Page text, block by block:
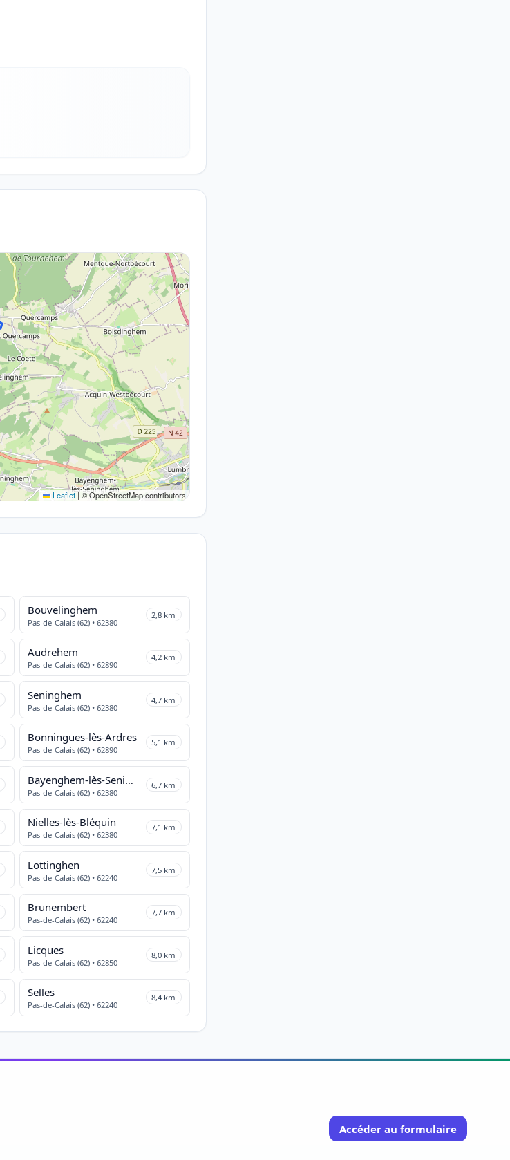
Leaflet|© OpenStreetMap contributors
Bouvelinghem
Pas-de-Calais (62) • 62380
2,8 km
Audrehem
Pas-de-Calais (62) • 62890
4,2 km
Seninghem
Pas-de-Calais (62) • 62380
4,7 km
Bonningues-lès-Ardres
Pas-de-Calais (62) • 62890
5,1 km
Bayenghem-lès-Seninghem
Pas-de-Calais (62) • 62380
6,7 km
Nielles-lès-Bléquin
Pas-de-Calais (62) • 62380
7,1 km
Lottinghen
Pas-de-Calais (62) • 62240
7,5 km
Brunembert
Pas-de-Calais (62) • 62240
7,7 km
Licques
Pas-de-Calais (62) • 62850
8,0 km
Selles
Pas-de-Calais (62) • 62240
8,4 km
Accéder au formulaire